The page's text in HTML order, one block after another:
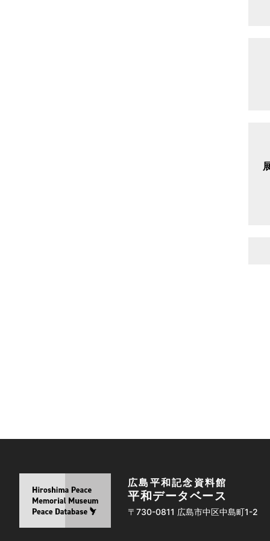
広島平和記念資料館
平和データベース
〒730-0811 広島市中区中島町1-2